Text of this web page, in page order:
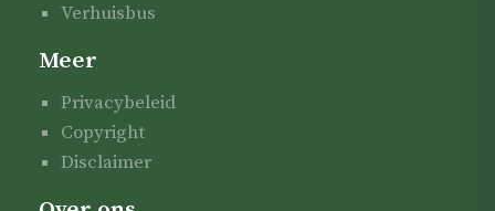
Verhuisbus
Meer
Privacybeleid
Copyright
Disclaimer